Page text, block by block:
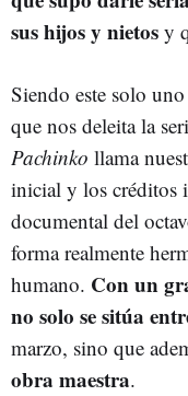
sus hijos y nietos y
Siendo este solo
que nos deleita la
Pachinko llama
inicial y los créditos
documental del
forma realmente
humano. Con un
no solo se sitúa
marzo, sino que
obra maestra.